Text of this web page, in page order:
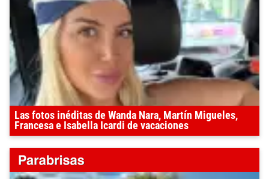
Las fotos inéditas de Wanda Nara, Martín Migueles,
Francesa e Isabella Icardi de vacaciones